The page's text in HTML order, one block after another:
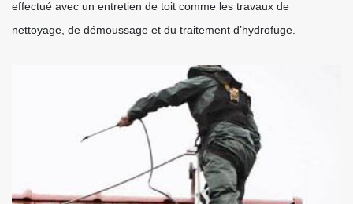
effectué avec un entretien de toit comme les travaux de
nettoyage, de démoussage et du traitement d’hydrofuge.